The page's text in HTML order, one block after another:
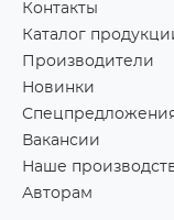
Контакты
Каталог
Производители
Новинки
Вакансии
Наше
Авторам